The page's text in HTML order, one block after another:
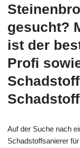
gesucht?
ist der
Profi
Auf der Suche nach
Schadstoffsanierer